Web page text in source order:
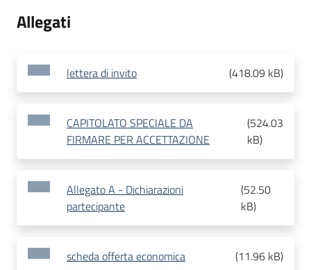
Allegati
lettera di invito (418.09 kB)
CAPITOLATO SPECIALE DA
FIRMARE PER ACCETTAZIONE
(524.03
kB)
Allegato A - Dichiarazioni
partecipante
(52.50
kB)
scheda offerta economica (11.96 kB)